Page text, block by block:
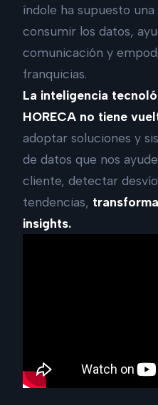
índole ha supuesto
consumir los datos,
comunicación y
franquicias.
La inteligencia
HORECA no tiene
adoptar soluciones y
de datos que nos
cliente, detectar
tendencias,
insights.